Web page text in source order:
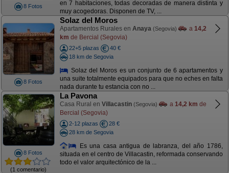
8 Fotos
en 7 habitaciones, todas decoradas de manera distinta y
muy acogedoras. Disponen de TV, ...
8 Fotos
Solaz del Moros
Apartamentos Rurales en Anaya (Segovia) a 14,2
km de Bercial (Segovia)
22+5 plazas
40 €
18 km de Segovia
Solaz del Moros es un conjunto de 6 apartamentos y
una suite totalmente equipados para que no eches en falta
nada durante tu estancia con no ...
8 Fotos
(1 comentario)
La Pavona
Casa Rural en Villacastin (Segovia) a 14,2 km de
Bercial (Segovia)
2-12 plazas
28 €
28 km de Segovia
Es una casa antigua de labranza, del año 1786,
situada en el centro de Villacastin, reformada conservando
todo el valor arquitectónico de la ...